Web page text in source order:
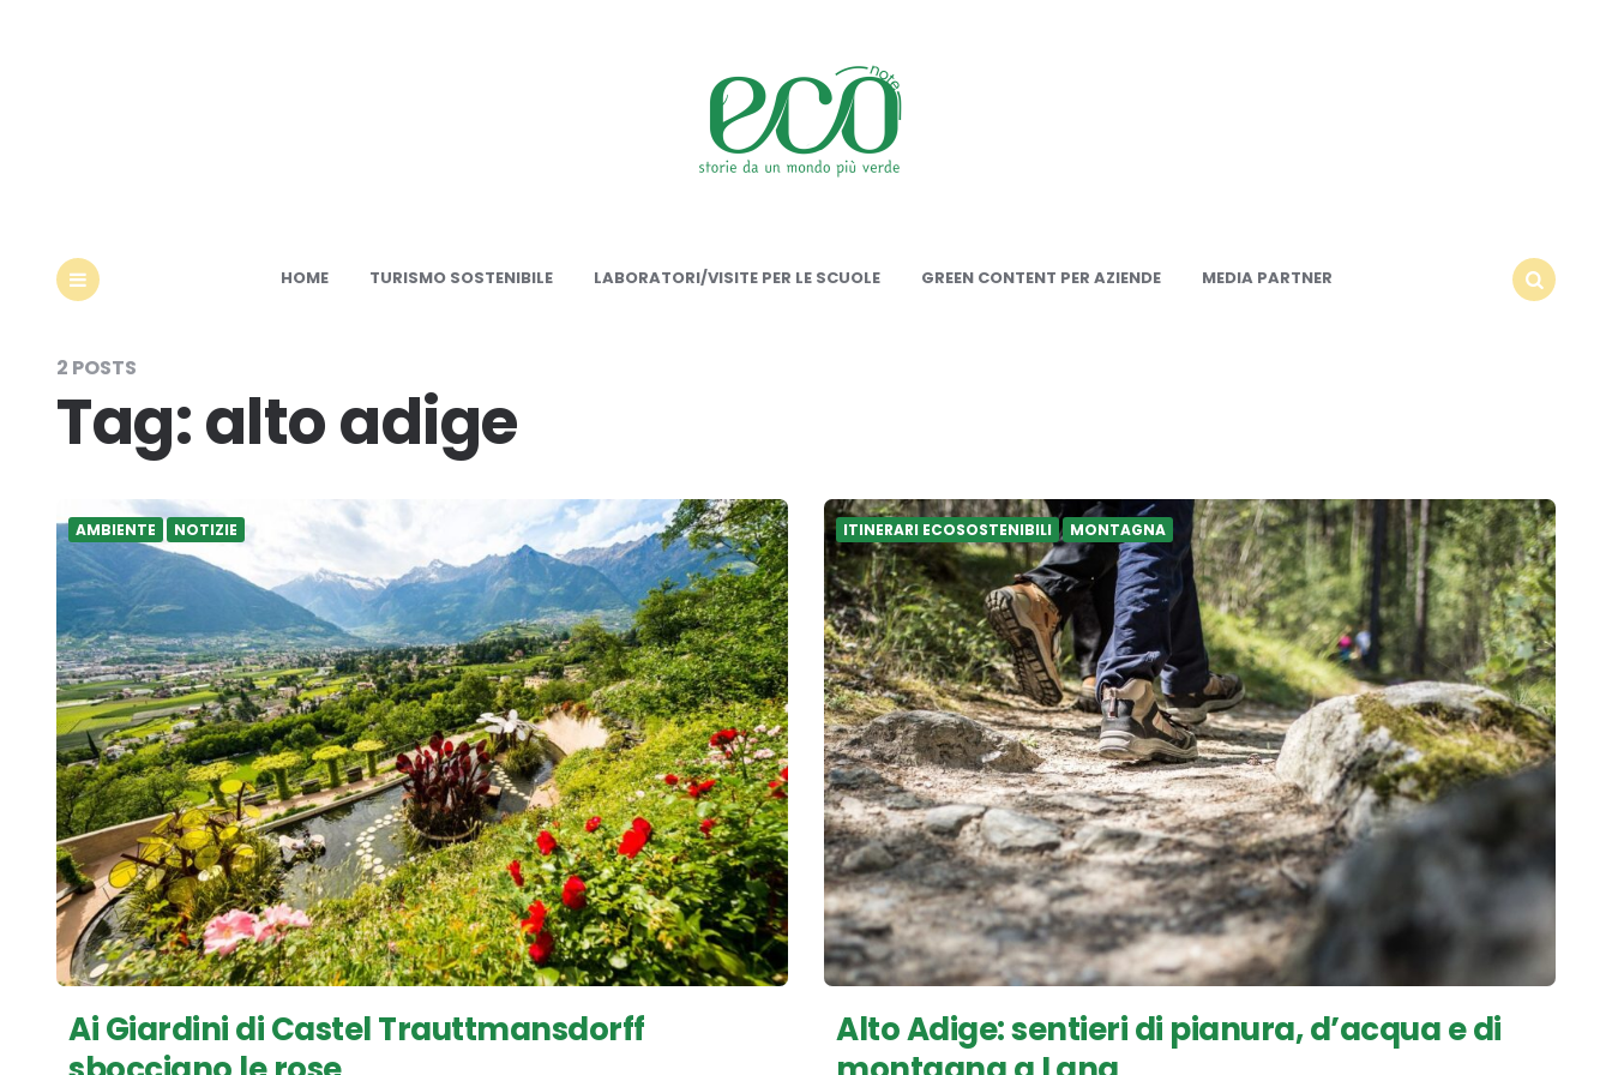
HOME TURISMO SOSTENIBILE LABORATORI/VISITE PER LE SCUOLE GREEN CONTENT PER AZIENDE
MEDIA PARTNER
2 POSTS
Tag:alto adige
AMBIENTE NOTIZIE
Ai Giardini di Castel Trauttmansdorff
ITINERARI ECOSOSTENIBILI MONTAGNA
Alto Adige: sentieri di pianura, d’acqua e di